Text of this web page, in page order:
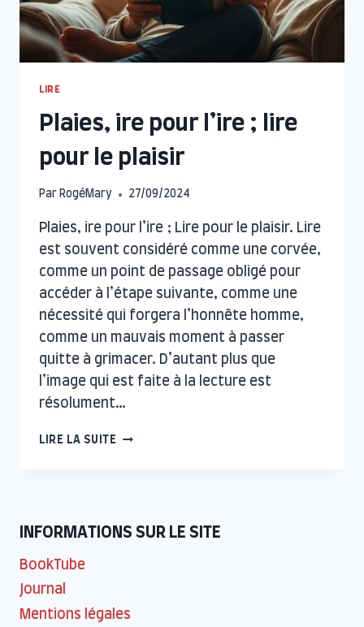
LIRE
Plaies, ire pour l’ire ; lire
pour le plaisir
Par RogéMary 27/09/2024
Plaies, ire pour l’ire ; Lire pour le plaisir. Lire
est souvent considéré comme une corvée,
comme un point de passage obligé pour
accéder à l’étape suivante, comme une
nécessité qui forgera l’honnête homme,
comme un mauvais moment à passer
quitte à grimacer. D’autant plus que
l’image qui est faite à la lecture est
résolument…
LIRE LA SUITE PLAIES,
POUR
INFORMATIONS SUR LE SITE
BookTube
Journal
Mentions légales